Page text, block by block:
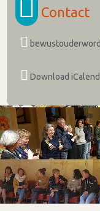
Contact
Download